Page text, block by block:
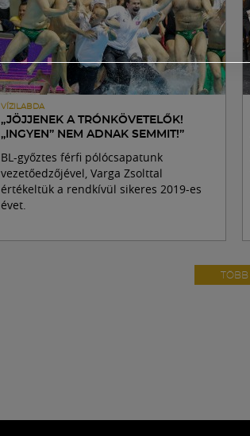
VÍZILABDA
„JÖJJENEK A TRÓNKÖVETELŐK!
„INGYEN” NEM ADNAK SEMMIT!”
BL-győztes férfi pólócsapatunk
vezetőedzőjével, Varga Zsolttal
értékeltük a rendkívül sikeres 2019-es
évet.
TÖBB